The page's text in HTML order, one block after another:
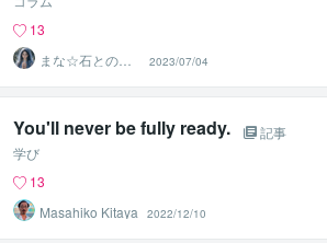
13
まな☆石との絆
を整える占い師
＆セラピスト
2023/07/04
You'll never be fully ready.
記事
学び
13
Masahiko Kitaya
2022/12/10